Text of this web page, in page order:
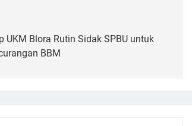
UKM Blora Rutin Sidak SPBU untuk
BBM